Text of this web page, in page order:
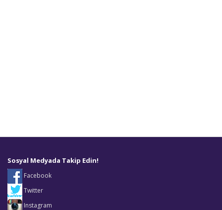
Sosyal Medyada Takip Edin!
Facebook
Twitter
Instagram